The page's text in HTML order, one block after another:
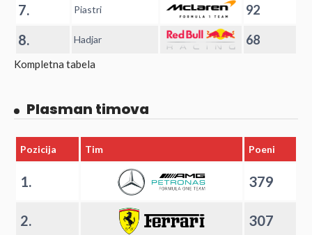
7. Piastri 92
8. Hadjar 68
Kompletna tabela
Plasman timova
Pozicija Tim Poeni
1. 379
2. 307